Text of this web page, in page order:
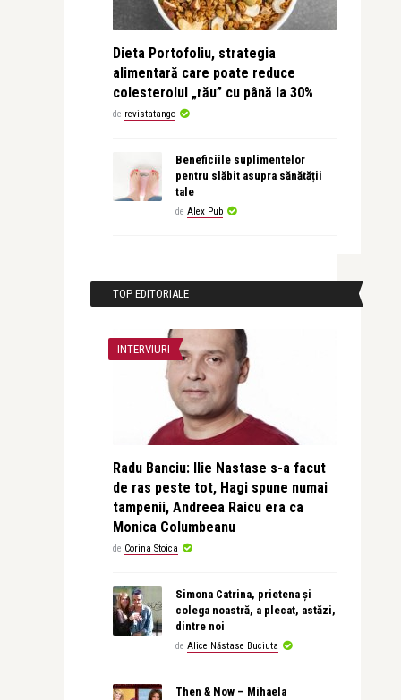
Dieta Portofoliu, strategia
alimentară care poate reduce
colesterolul „rău” cu până la 30%
de revistatango
Beneficiile suplimentelor
pentru slăbit asupra sănătății
tale
de Alex Pub
TOP EDITORIALE
INTERVIURI
Radu Banciu: Ilie Nastase s-a facut
de ras peste tot, Hagi spune numai
tampenii, Andreea Raicu era ca
Monica Columbeanu
de Corina Stoica
Simona Catrina, prietena și
colega noastră, a plecat, astăzi,
dintre noi
de Alice Năstase Buciuta
Then & Now – Mihaela